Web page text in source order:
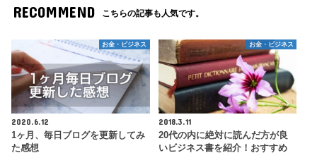
RECOMMEND こちらの記事も人気です。
お金・ビジネス
2020.6.12
1ヶ月、毎日ブログを更新してみ
た感想
お金・ビジネス
2018.3.11
20代の内に絶対に読んだ方が良
いビジネス書を紹介！おすすめ